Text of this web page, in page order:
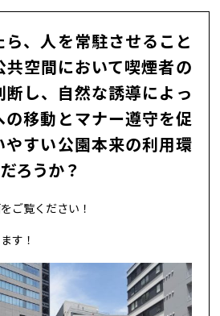
ら、人を常駐させること
共空間において喫煙者の
断し、自然な誘導によっ
の移動とマナー遵守を促
やすい公園本来の利用環
ろうか？
ご覧ください！
す！